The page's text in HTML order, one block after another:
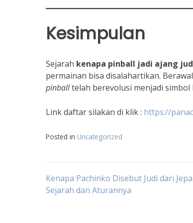
Kesimpulan
Sejarah kenapa pinball jadi ajang
permainan bisa disalahartikan.
pinballtelah berevolusi menjadi simbol
Link daftar silakan di klik : https://
Posted in Uncategorized
Navigasi
Kenapa Pachinko Disebut Judi dari
Sejarah dan Aturannya